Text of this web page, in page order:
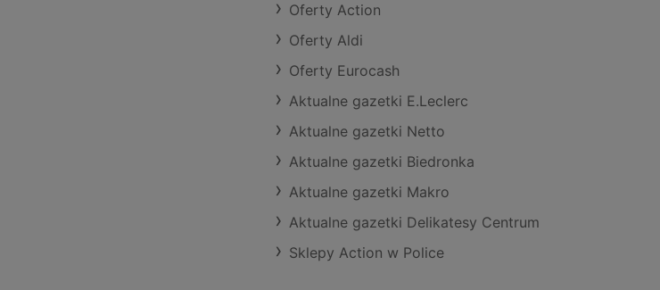
Oferty Action
Oferty Aldi
Oferty Eurocash
Aktualne gazetki E.Leclerc
Aktualne gazetki Netto
Aktualne gazetki Biedronka
Aktualne gazetki Makro
Aktualne gazetki Delikatesy Centrum
Sklepy Action w Police